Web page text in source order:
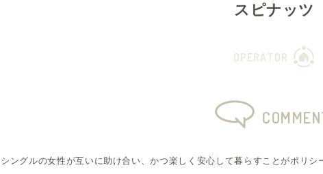
スピナッツ
OPERATOR
シングルの女性が互いに助け合い、かつ楽しく安心して暮らすことがポリ